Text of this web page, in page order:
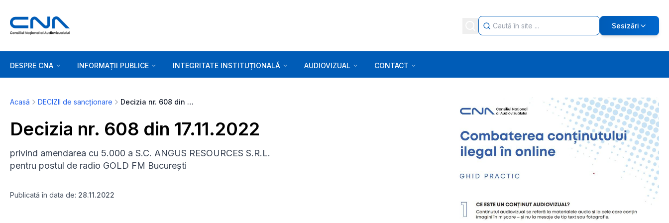
Sesizări
DESPRE CNA INFORMAȚII PUBLICE INTEGRITATE INSTITUȚIONALĂ AUDIOVIZUAL CONTACT
Acasă DECIZII de sancționare Decizia nr. 608 din 17.11.2022
Decizia nr. 608 din 17.11.2022
privind amendarea cu 5.000 a S.C. ANGUS RESOURCES S.R.L.
pentru postul de radio GOLD FM București
Publicată în data de: 28.11.2022